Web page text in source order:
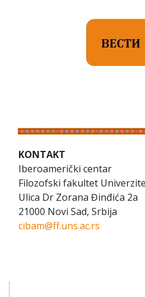
KONTAKT
Iberoamerički centar
Filozofski fakultet
Ulica Dr Zorana Đinđića 2a
21000 Novi Sad, Srbija
cibam@ff.uns.ac.rs